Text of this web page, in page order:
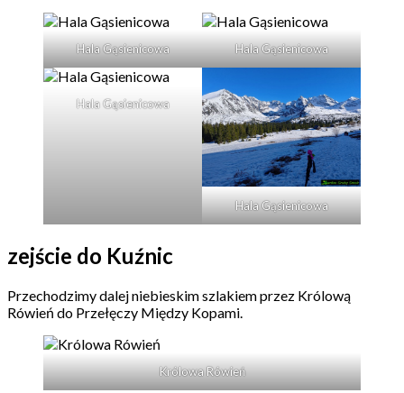
Hala Gąsienicowa Hala Gąsienicowa
Hala Gąsienicowa
Hala Gąsienicowa
zejście do Kuźnic
Przechodzimy dalej niebieskim szlakiem przez Królową
Rówień do Przełęczy Między Kopami.
Królowa Rówień